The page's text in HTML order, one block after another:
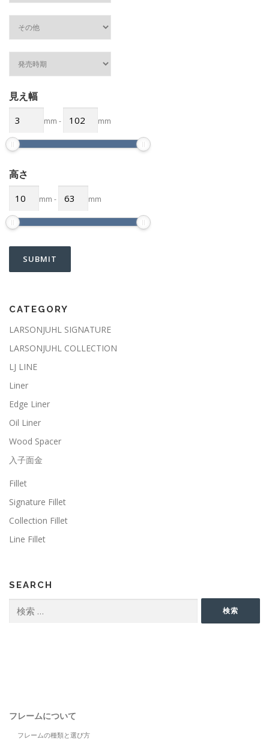
見え幅
mm - mm
高さ
mm - mm
CATEGORY
LARSONJUHL SIGNATURE
LARSONJUHL COLLECTION
LJ LINE
Liner
Edge Liner
Oil Liner
Wood Spacer
入子面金
Fillet
Signature Fillet
Collection Fillet
Line Fillet
SEARCH
索:
検索
フレームについて
フレームの種類と選び方